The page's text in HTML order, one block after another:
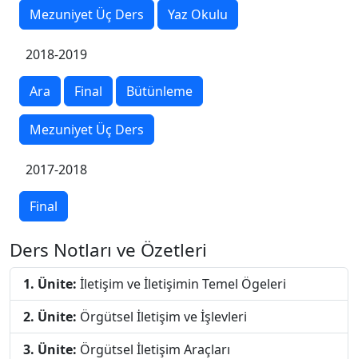
Mezuniyet Üç Ders Yaz Okulu
2018-2019
Ara Final Bütünleme
Mezuniyet Üç Ders
2017-2018
Final
Ders Notları ve Özetleri
1. Ünite: İletişim ve İletişimin Temel Ögeleri
2. Ünite: Örgütsel İletişim ve İşlevleri
3. Ünite: Örgütsel İletişim Araçları